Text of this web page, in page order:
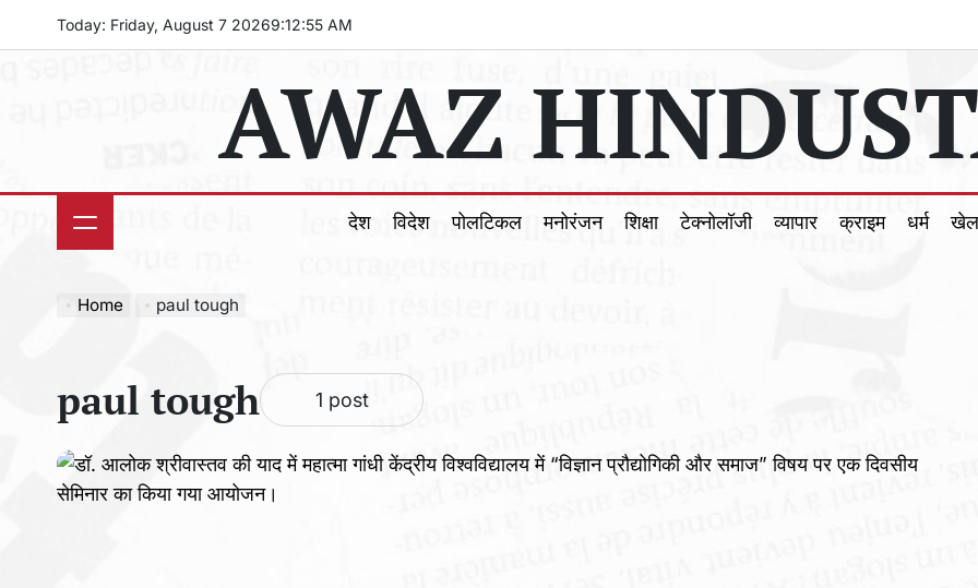
Today: Friday, August 7 20269:12:56 AM
AWAZ
देश विदेश पोलटिकल मनोरंजन शिक्षा टेक्नोलॉजी व्यापार क्राइम धर्म खेल
Home paul tough
paul tough 1 post